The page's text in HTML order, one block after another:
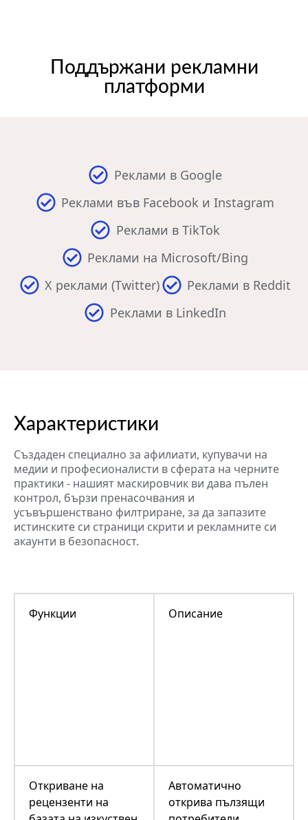
Поддържани рекламни
платформи
Реклами в Google
Реклами във Facebook и Instagram
Реклами в TikTok
Реклами на Microsoft/Bing
X реклами (Twitter)
Реклами в Reddit
Реклами в LinkedIn
Характеристики
Създаден специално за афилиати, купувачи на
медии и професионалисти в сферата на черните
практики - нашият маскировчик ви дава пълен
контрол, бързи пренасочвания и
усъвършенствано филтриране, за да запазите
истинските си страници скрити и рекламните си
акаунти в безопасност.
Функции Описание
Откриване на
рецензенти на
Автоматично
открива пълзящи